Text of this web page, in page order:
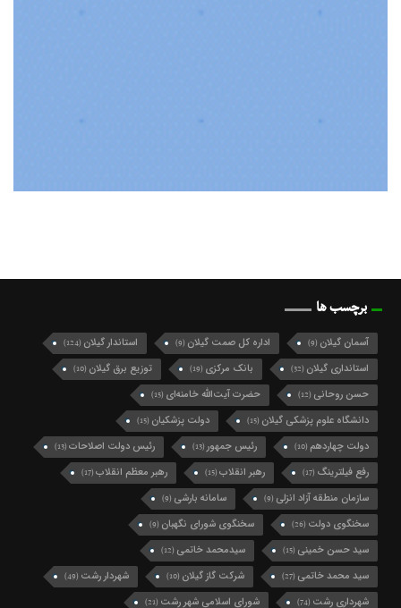
برچسب ها
آسمان گیلان (9) اداره کل صمت گیلان (9) استاندار گیلان (124)
استانداری گیلان (32) بانک مرکزی (19) توزیع برق گیلان (10)
حسن روحانی (12) حضرت آیت‌الله خامنه‌ای (15)
دانشگاه علوم پزشکی گیلان (15) دولت پزشکیان (15)
دولت چهاردهم (10) رئیس جمهور(13) رئیس دولت اصلاحات(13)
رفع فیلترینگ (17) رهبر انقلاب(15) رهبر معظم انقلاب(17)
سازمان منطقه آزاد انزلی (9) سامانه بارشی (9)
سخنگوی دولت (26) سخنگوی شورای نگهبان (9)
سید حسن خمینی (15) سیدمحمد خاتمی (12)
سید محمد خاتمی (27) شرکت گاز گیلان (10) شهردار رشت (49)
شهرداری رشت (74) شورای اسلامی شهر رشت (21)